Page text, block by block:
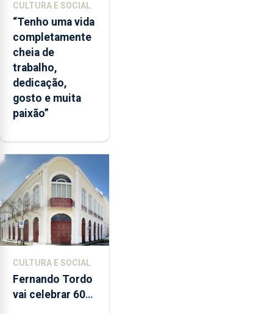
CULTURA E SOCIAL
“Tenho uma vida
completamente
cheia de
trabalho,
dedicação,
gosto e muita
paixão”
CULTURA E SOCIAL
Fernando Tordo
vai celebrar 60